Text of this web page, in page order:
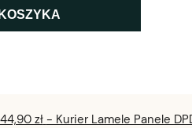
zł - Kurier Lamele Panele